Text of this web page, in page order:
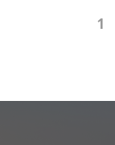
1